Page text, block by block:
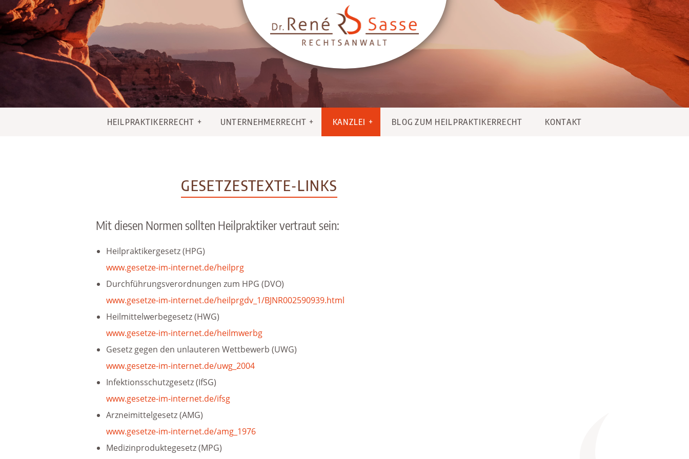
to
content
HEILPRAKTIKERRECHT UNTERNEHMERRECHT KANZLEI BLOG ZUM HEILPRAKTIKERRECHT KONTAKT
GESETZESTEXTE-LINKS
Mit diesen Normen sollten Heilpraktiker vertraut sein:
Heilpraktikergesetz (HPG)
www.gesetze-im-internet.de/heilprg
Durchführungsverordnungen zum HPG (DVO)
www.gesetze-im-internet.de/heilprgdv_1/BJNR002590939.html
Heilmittelwerbegesetz (HWG)
www.gesetze-im-internet.de/heilmwerbg
Gesetz gegen den unlauteren Wettbewerb (UWG)
www.gesetze-im-internet.de/uwg_2004
Infektionsschutzgesetz (IfSG)
www.gesetze-im-internet.de/ifsg
Arzneimittelgesetz (AMG)
www.gesetze-im-internet.de/amg_1976
Medizinproduktegesetz (MPG)